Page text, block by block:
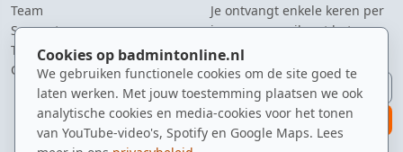
Cookies op badmintonline.nl
We gebruiken functionele cookies om de site goed te
laten werken. Met jouw toestemming plaatsen we ook
analytische cookies en media-cookies voor het tonen
van YouTube-video's, Spotify en Google Maps. Lees
Team
Supporters
Tip de redactie
Contact
Je ontvangt enkele keren per
jaar een e-mail met het
laatste badmintonnieuws.
E-mailadres
aanmelden